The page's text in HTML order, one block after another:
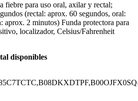
fiebre para uso oral, axilar y rectal;
(rectal: aprox. 60 segundos, oral:
aprox. 2 minutos) Funda protectora para
localizador, Celsius/Fahrenheit
disponibles